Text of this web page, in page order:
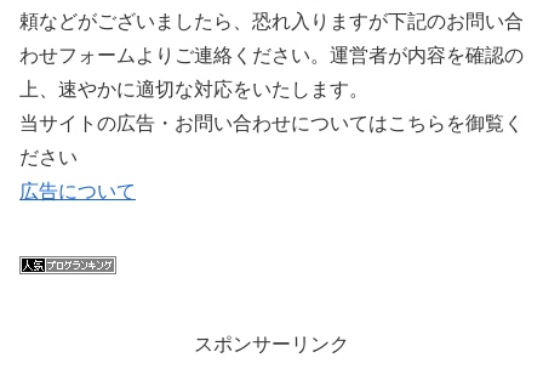
頼などがございましたら、恐れ入りますが下記のお問い合
わせフォームよりご連絡ください。運営者が内容を確認の
上、速やかに適切な対応をいたします。
当サイトの広告・お問い合わせについてはこちらを御覧く
ださい
広告について
スポンサーリンク